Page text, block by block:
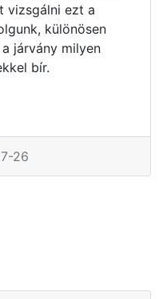
vizsgálni ezt a
különösen
járvány milyen
bír.
26